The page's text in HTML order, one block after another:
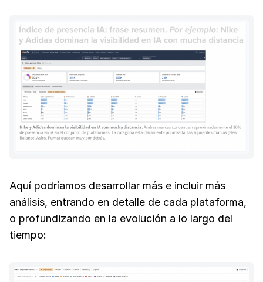
Aquí podríamos desarrollar más e incluir más
análisis, entrando en detalle de cada plataforma,
o profundizando en la evolución a lo largo del
tiempo: